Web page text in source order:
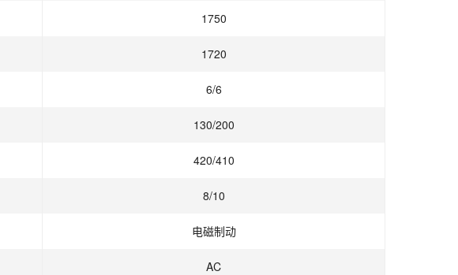
1750
1720
6/6
130/200
420/410
8/10
电磁制动
AC